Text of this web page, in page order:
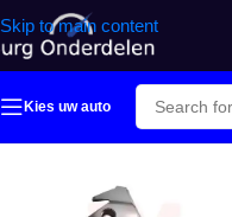
Skip to main content
Kies uw auto